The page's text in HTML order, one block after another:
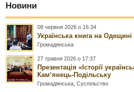
Новини
08 червня 2026 о 16:34
Українська книга на Одещині
Громадянська
27 травня 2026 о 17:37
Презентація «Історії
Камʼянець-Подільську
Громадянська ,Суспільство